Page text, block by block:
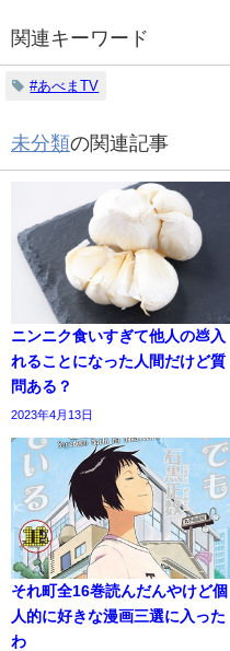
関連キーワード
#あべまTV
未分類の関連記事
ニンニク食いすぎて他人の💩入
れることになった人間だけど質
問ある？
2023年4月13日
それ町全16巻読んだんやけど個
人的に好きな漫画三選に入った
わ